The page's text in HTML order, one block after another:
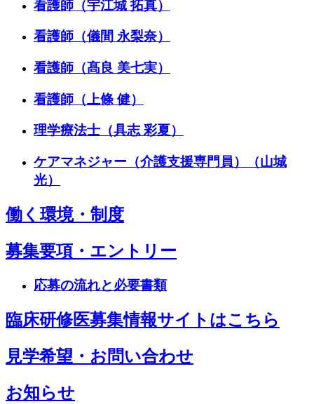
看護師（宇江城 拓真）
看護師（儀間 永梨奈）
看護師（髙良 美七実）
看護師（上條 健）
理学療法士（具志 彩夏）
ケアマネジャー（介護支援専門員）（山城
光）
働く環境・制度
募集要項・エントリー
応募の流れと必要書類
臨床研修医募集情報サイトはこちら
見学希望・お問い合わせ
お知らせ